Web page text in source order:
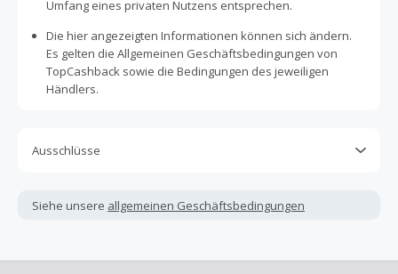
Umfang eines privaten Nutzens entsprechen.
Die hier angezeigten Informationen können sich ändern.
Es gelten die Allgemeinen Geschäftsbedingungen von
TopCashback sowie die Bedingungen des jeweiligen
Händlers.
Ausschlüsse
andere Sparprogramme verwendet werden, die nicht
ausdrücklich auf dieser Händlerseite von TopCashback
Kein Cashback für den Kauf von Geschenkgutscheinen
Siehe unsere allgemeinen Geschäftsbedingungen